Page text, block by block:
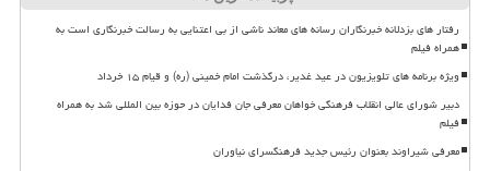
رفتار های بزدلانه خبرنگاران رسانه های معاند ناشی از بی اعتنایی به رسالت خبرنگاری است به
همراه فیلم
ویژه برنامه های تلویزیون در عید غدیر، درگذشت امام خمینی (ره) و قیام ۱۵ خرداد
دبیر شورای عالی انقلاب فرهنگی خواهان معرفی جان فدایان در حوزه بین المللی شد به همراه
فیلم
معرفی شیراوند بعنوان رئیس جدید فرهنگسرای نیاوران